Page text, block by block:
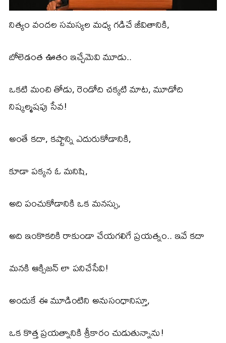
నిత్యం వందల సమస్యల మధ్య గడిచే జీవితానికి,
బోలెడంత ఊతం ఇచ్చేమెవి మూడు..
ఒకటి మంచి తోడు, రెండోది చక్కటి మాట, మూడోది
నిష్కల్మషపు సేవ!
అంతే కదా, కష్టాన్ని ఎదురుకోడానికి,
కూడా పక్కన ఓ మనిషి,
అది పంచుకోడానికి ఒక మనస్సు,
అది ఇంకొకరికి రాకుండా చేయగలిగే ప్రయత్నం.. ఇవే కదా
మనకి ఆక్సిజన్ లా పనిచేసేవి!
అందుకే ఈ మూడింటిని అనుసంధానిస్తూ,
ఒక కొత్త ప్రయత్నానికి శ్రీకారం చుడుతున్నాను!